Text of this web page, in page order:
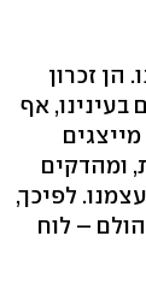
הן זכרון
בעינינו, אף
ומהדקים
לפיכך,
– לוח